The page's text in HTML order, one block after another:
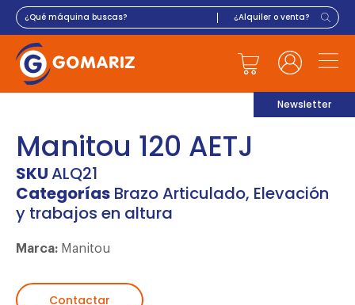
Newsletter
Manitou 120 AETJ
SKUALQ21
Categorías Brazo Articulado, Elevación
y trabajos en altura
Marca: Manitou
Contactar